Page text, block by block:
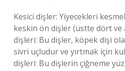
Kesici dişler: Yiyecekleri
keskin ön dişler (üstte dört
dişleri: Bu dişler, köpek dişi
sivri uçludur ve yırtmak için
dişleri: Bu dişlerin çiğneme